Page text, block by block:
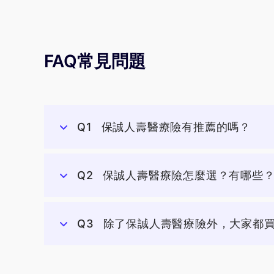
FAQ常見問題
Q1 保誠人壽醫療險有推薦的嗎？
Q2 保誠人壽醫療險怎麼選？有哪些？
Q3 除了保誠人壽醫療險外，大家都